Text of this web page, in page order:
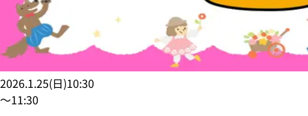
2026.1.25(日)10:30
〜11:30